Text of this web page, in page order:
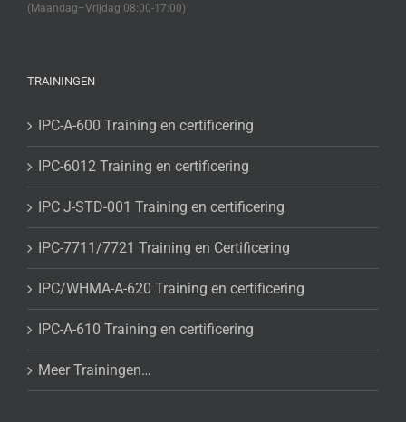
(Maandag–Vrijdag 08:00-17:00)
TRAININGEN
IPC-A-600 Training en certificering
IPC-6012 Training en certificering
IPC J-STD-001 Training en certificering
IPC-7711/7721 Training en Certificering
IPC/WHMA-A-620 Training en certificering
IPC-A-610 Training en certificering
Meer Trainingen…